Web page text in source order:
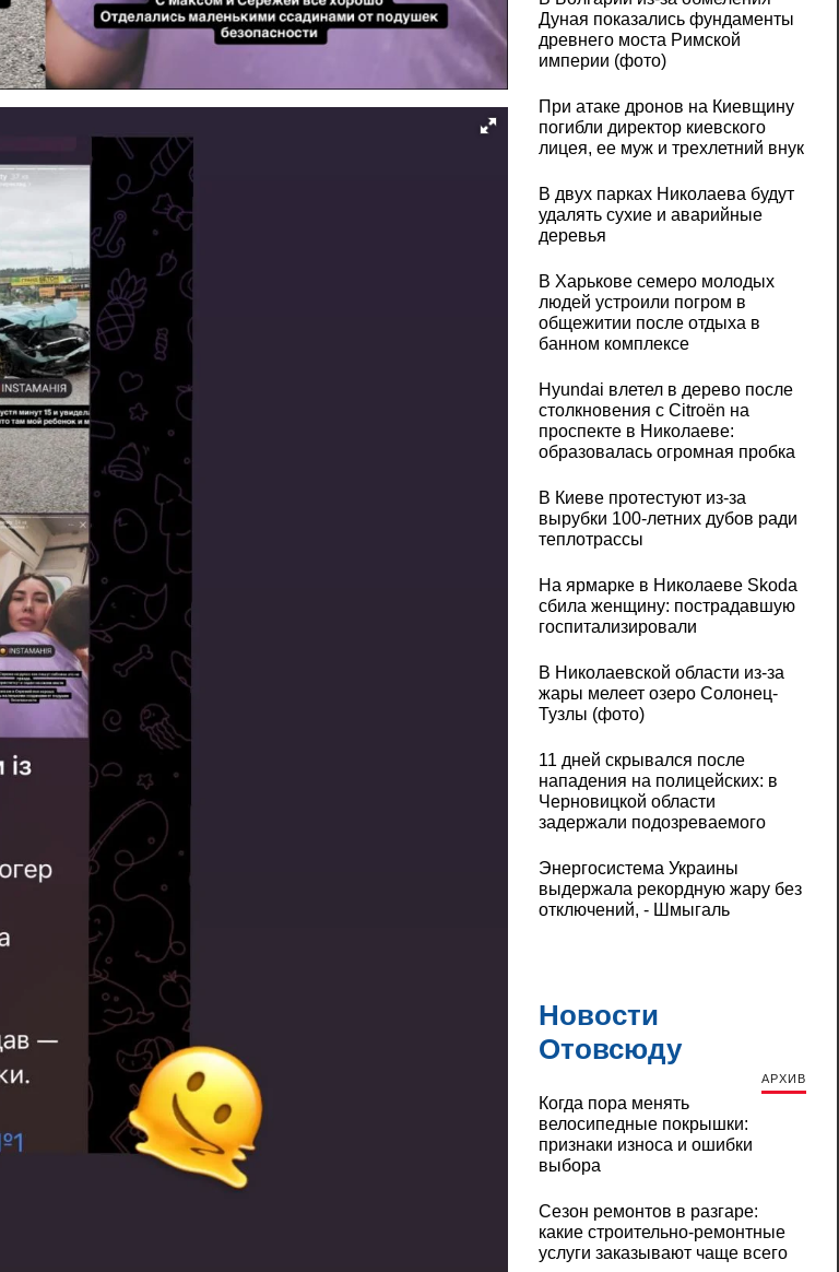
Дуная показались фундаменты
древнего моста Римской
империи (фото)
При атаке дронов на Киевщину
погибли директор киевского
лицея, ее муж и трехлетний внук
В двух парках Николаева будут
удалять сухие и аварийные
деревья
В Харькове семеро молодых
людей устроили погром в
общежитии после отдыха в
банном комплексе
Hyundai влетел в дерево после
столкновения с Citroën на
проспекте в Николаеве:
образовалась огромная пробка
В Киеве протестуют из-за
вырубки 100-летних дубов ради
теплотрассы
На ярмарке в Николаеве Skoda
сбила женщину: пострадавшую
госпитализировали
В Николаевской области из-за
жары мелеет озеро Солонец-
Тузлы (фото)
11 дней скрывался после
нападения на полицейских: в
Черновицкой области
задержали подозреваемого
Энергосистема Украины
выдержала рекордную жару без
отключений, - Шмыгаль
Новости
Отовсюду
АРХИВ
Когда пора менять
велосипедные покрышки:
признаки износа и ошибки
выбора
Сезон ремонтов в разгаре:
какие строительно-ремонтные
услуги заказывают чаще всего